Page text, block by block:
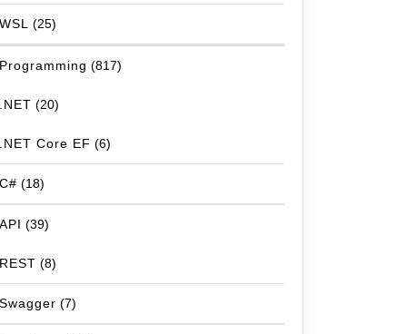
WSL (25)
Programming (817)
.NET (20)
.NET Core EF (6)
C# (18)
API (39)
REST (8)
Swagger (7)